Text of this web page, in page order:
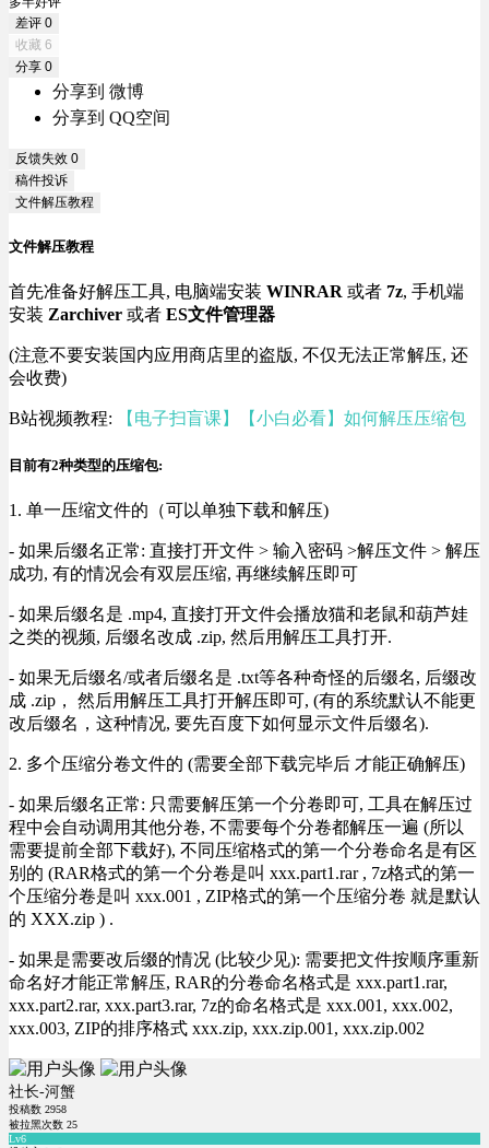
差评 0
收藏 6
分享 0
分享到 微博
分享到 QQ空间
反馈失效 0
稿件投诉
文件解压教程
文件解压教程
首先准备好解压工具, 电脑端安装 WINRAR 或者 7z, 手机端
安装 Zarchiver 或者 ES文件管理器
(注意不要安装国内应用商店里的盗版, 不仅无法正常解压, 还
会收费)
B站视频教程: 【电子扫盲课】【小白必看】如何解压压缩包
目前有2种类型的压缩包:
1. 单一压缩文件的（可以单独下载和解压)
- 如果后缀名正常: 直接打开文件 > 输入密码 >解压文件 > 解压
成功, 有的情况会有双层压缩, 再继续解压即可
- 如果后缀名是 .mp4, 直接打开文件会播放猫和老鼠和葫芦娃
之类的视频, 后缀名改成 .zip, 然后用解压工具打开.
- 如果无后缀名/或者后缀名是 .txt等各种奇怪的后缀名, 后缀改
成 .zip， 然后用解压工具打开解压即可, (有的系统默认不能更
改后缀名，这种情况, 要先百度下如何显示文件后缀名).
2. 多个压缩分卷文件的 (需要全部下载完毕后 才能正确解压)
- 如果后缀名正常: 只需要解压第一个分卷即可, 工具在解压过
程中会自动调用其他分卷, 不需要每个分卷都解压一遍 (所以
需要提前全部下载好), 不同压缩格式的第一个分卷命名是有区
别的 (RAR格式的第一个分卷是叫 xxx.part1.rar , 7z格式的第一
个压缩分卷是叫 xxx.001 , ZIP格式的第一个压缩分卷 就是默认
的 XXX.zip ) .
- 如果是需要改后缀的情况 (比较少见): 需要把文件按顺序重新
命名好才能正常解压, RAR的分卷命名格式是 xxx.part1.rar,
xxx.part2.rar, xxx.part3.rar, 7z的命名格式是 xxx.001, xxx.002,
xxx.003, ZIP的排序格式 xxx.zip, xxx.zip.001, xxx.zip.002
社长-河蟹
投稿数 2958
被拉黑次数 25
Lv6